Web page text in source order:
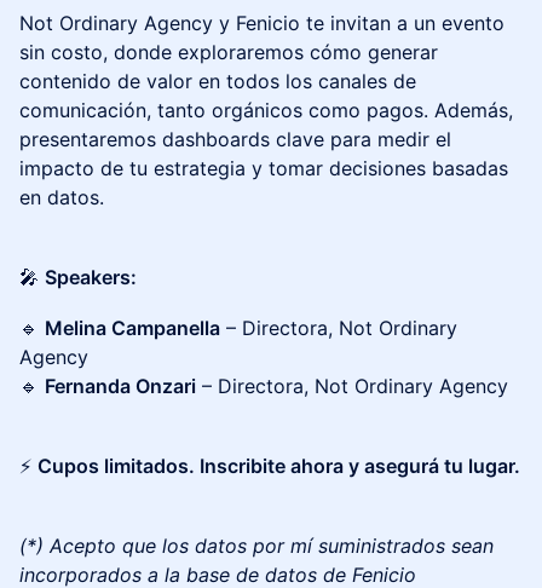
Not Ordinary Agency y Fenicio te invitan a un evento
sin costo, donde exploraremos cómo generar
contenido de valor en todos los canales de
comunicación, tanto orgánicos como pagos. Además,
presentaremos dashboards clave para medir el
impacto de tu estrategia y tomar decisiones basadas
en datos.
🎤 Speakers:
🔹 Melina Campanella – Directora, Not Ordinary
Agency
🔹 Fernanda Onzari – Directora, Not Ordinary Agency
⚡ Cupos limitados. Inscribite ahora y asegurá tu lugar.
(*) Acepto que los datos por mí suministrados sean
incorporados a la base de datos de Fenicio